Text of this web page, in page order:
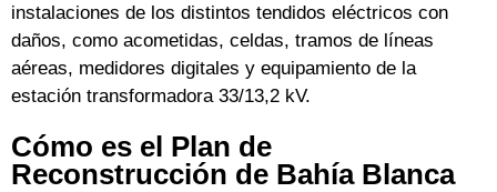
instalaciones de los distintos tendidos eléctricos con
daños, como acometidas, celdas, tramos de líneas
aéreas, medidores digitales y equipamiento de la
estación transformadora 33/13,2 kV.
Cómo es el Plan de
Reconstrucción de Bahía Blanca